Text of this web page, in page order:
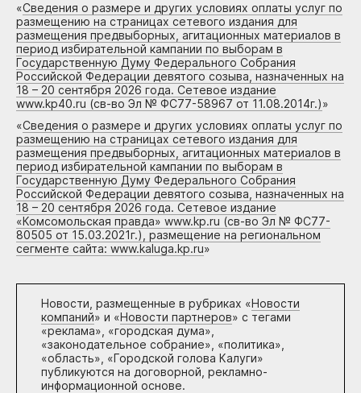
«Сведения о размере и других условиях оплаты услуг по
размещению на страницах сетевого издания для
размещения предвыборных, агитационных материалов в
период избирательной кампании по выборам в
Государственную Думу Федерального Собрания
Российской Федерации девятого созыва, назначенных на
18 – 20 сентября 2026 года. Сетевое издание
www.kp40.ru (св-во Эл № ФС77-58967 от 11.08.2014г.)»
«Сведения о размере и других условиях оплаты услуг по
размещению на страницах сетевого издания для
размещения предвыборных, агитационных материалов в
период избирательной кампании по выборам в
Государственную Думу Федерального Собрания
Российской Федерации девятого созыва, назначенных на
18 – 20 сентября 2026 года. Сетевое издание
«Комсомольская правда» www.kp.ru (св-во Эл № ФС77-
80505 от 15.03.2021г.), размещение на региональном
сегменте сайта: www.kaluga.kp.ru»
Новости, размещенные в рубриках «Новости
компаний» и «Новости партнеров» с тегами
«реклама», «городская дума»,
«законодательное собрание», «политика»,
«область», «Городской голова Калуги»
публикуются на договорной, рекламно-
информационной основе.